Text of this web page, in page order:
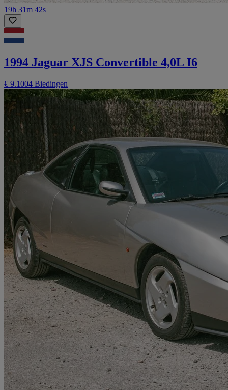
19h 31m 42s
1994 Jaguar XJS Convertible 4,0L I6
€ 9.1004 Biedingen